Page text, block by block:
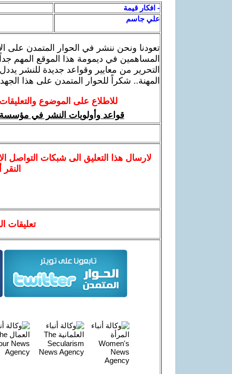
- افكار قيمة
علي جاسم
تعودنا ونحن ننشر في الحوار المتمدن على
المساهمين في ديمومة هذا الموقع المهم
التحرير من معايير وقواعد جديدة للنشر
المهنة.. شكراً للحوار المتمدن على هذا الجهد
للاطلاع على الموضوع
قواعد وأولويات النشر في مؤسسة
لارسالهذا التعليق الى شبكات التواصل
النقر
تعليقات